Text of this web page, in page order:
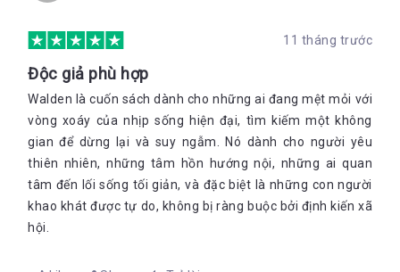
11 tháng trước
Độc giả phù hợp
Walden là cuốn sách dành cho những ai đang mệt mỏi với
vòng xoáy của nhịp sống hiện đại, tìm kiếm một không
gian để dừng lại và suy ngẫm. Nó dành cho người yêu
thiên nhiên, những tâm hồn hướng nội, những ai quan
tâm đến lối sống tối giản, và đặc biệt là những con người
khao khát được tự do, không bị ràng buộc bởi định kiến xã
hội.